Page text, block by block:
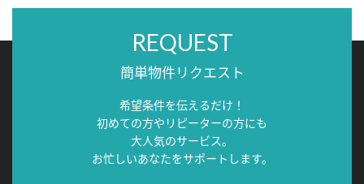
REQUEST
簡単物件リクエスト
希望条件を伝えるだけ！
初めての方やリピーターの方にも
大人気のサービス。
お忙しいあなたをサポートします。